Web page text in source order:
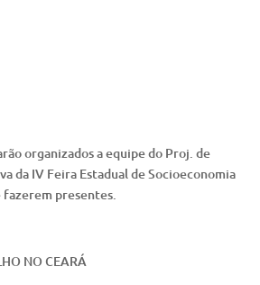
organizados a equipe do Proj. de
da IV Feira Estadual de Socioeconomia
fazerem presentes.
NO CEARÁ